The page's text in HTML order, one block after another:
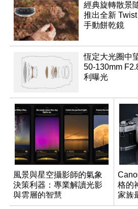
經典旋轉散景
推出全新
手動餅乾鏡
恆定大光圈中
50-130mm
利曝光
風景與星空攝影師的氣象
決策利器：專業解讀光影
與雲層的智慧
App「Atmos」登場
格的
家族